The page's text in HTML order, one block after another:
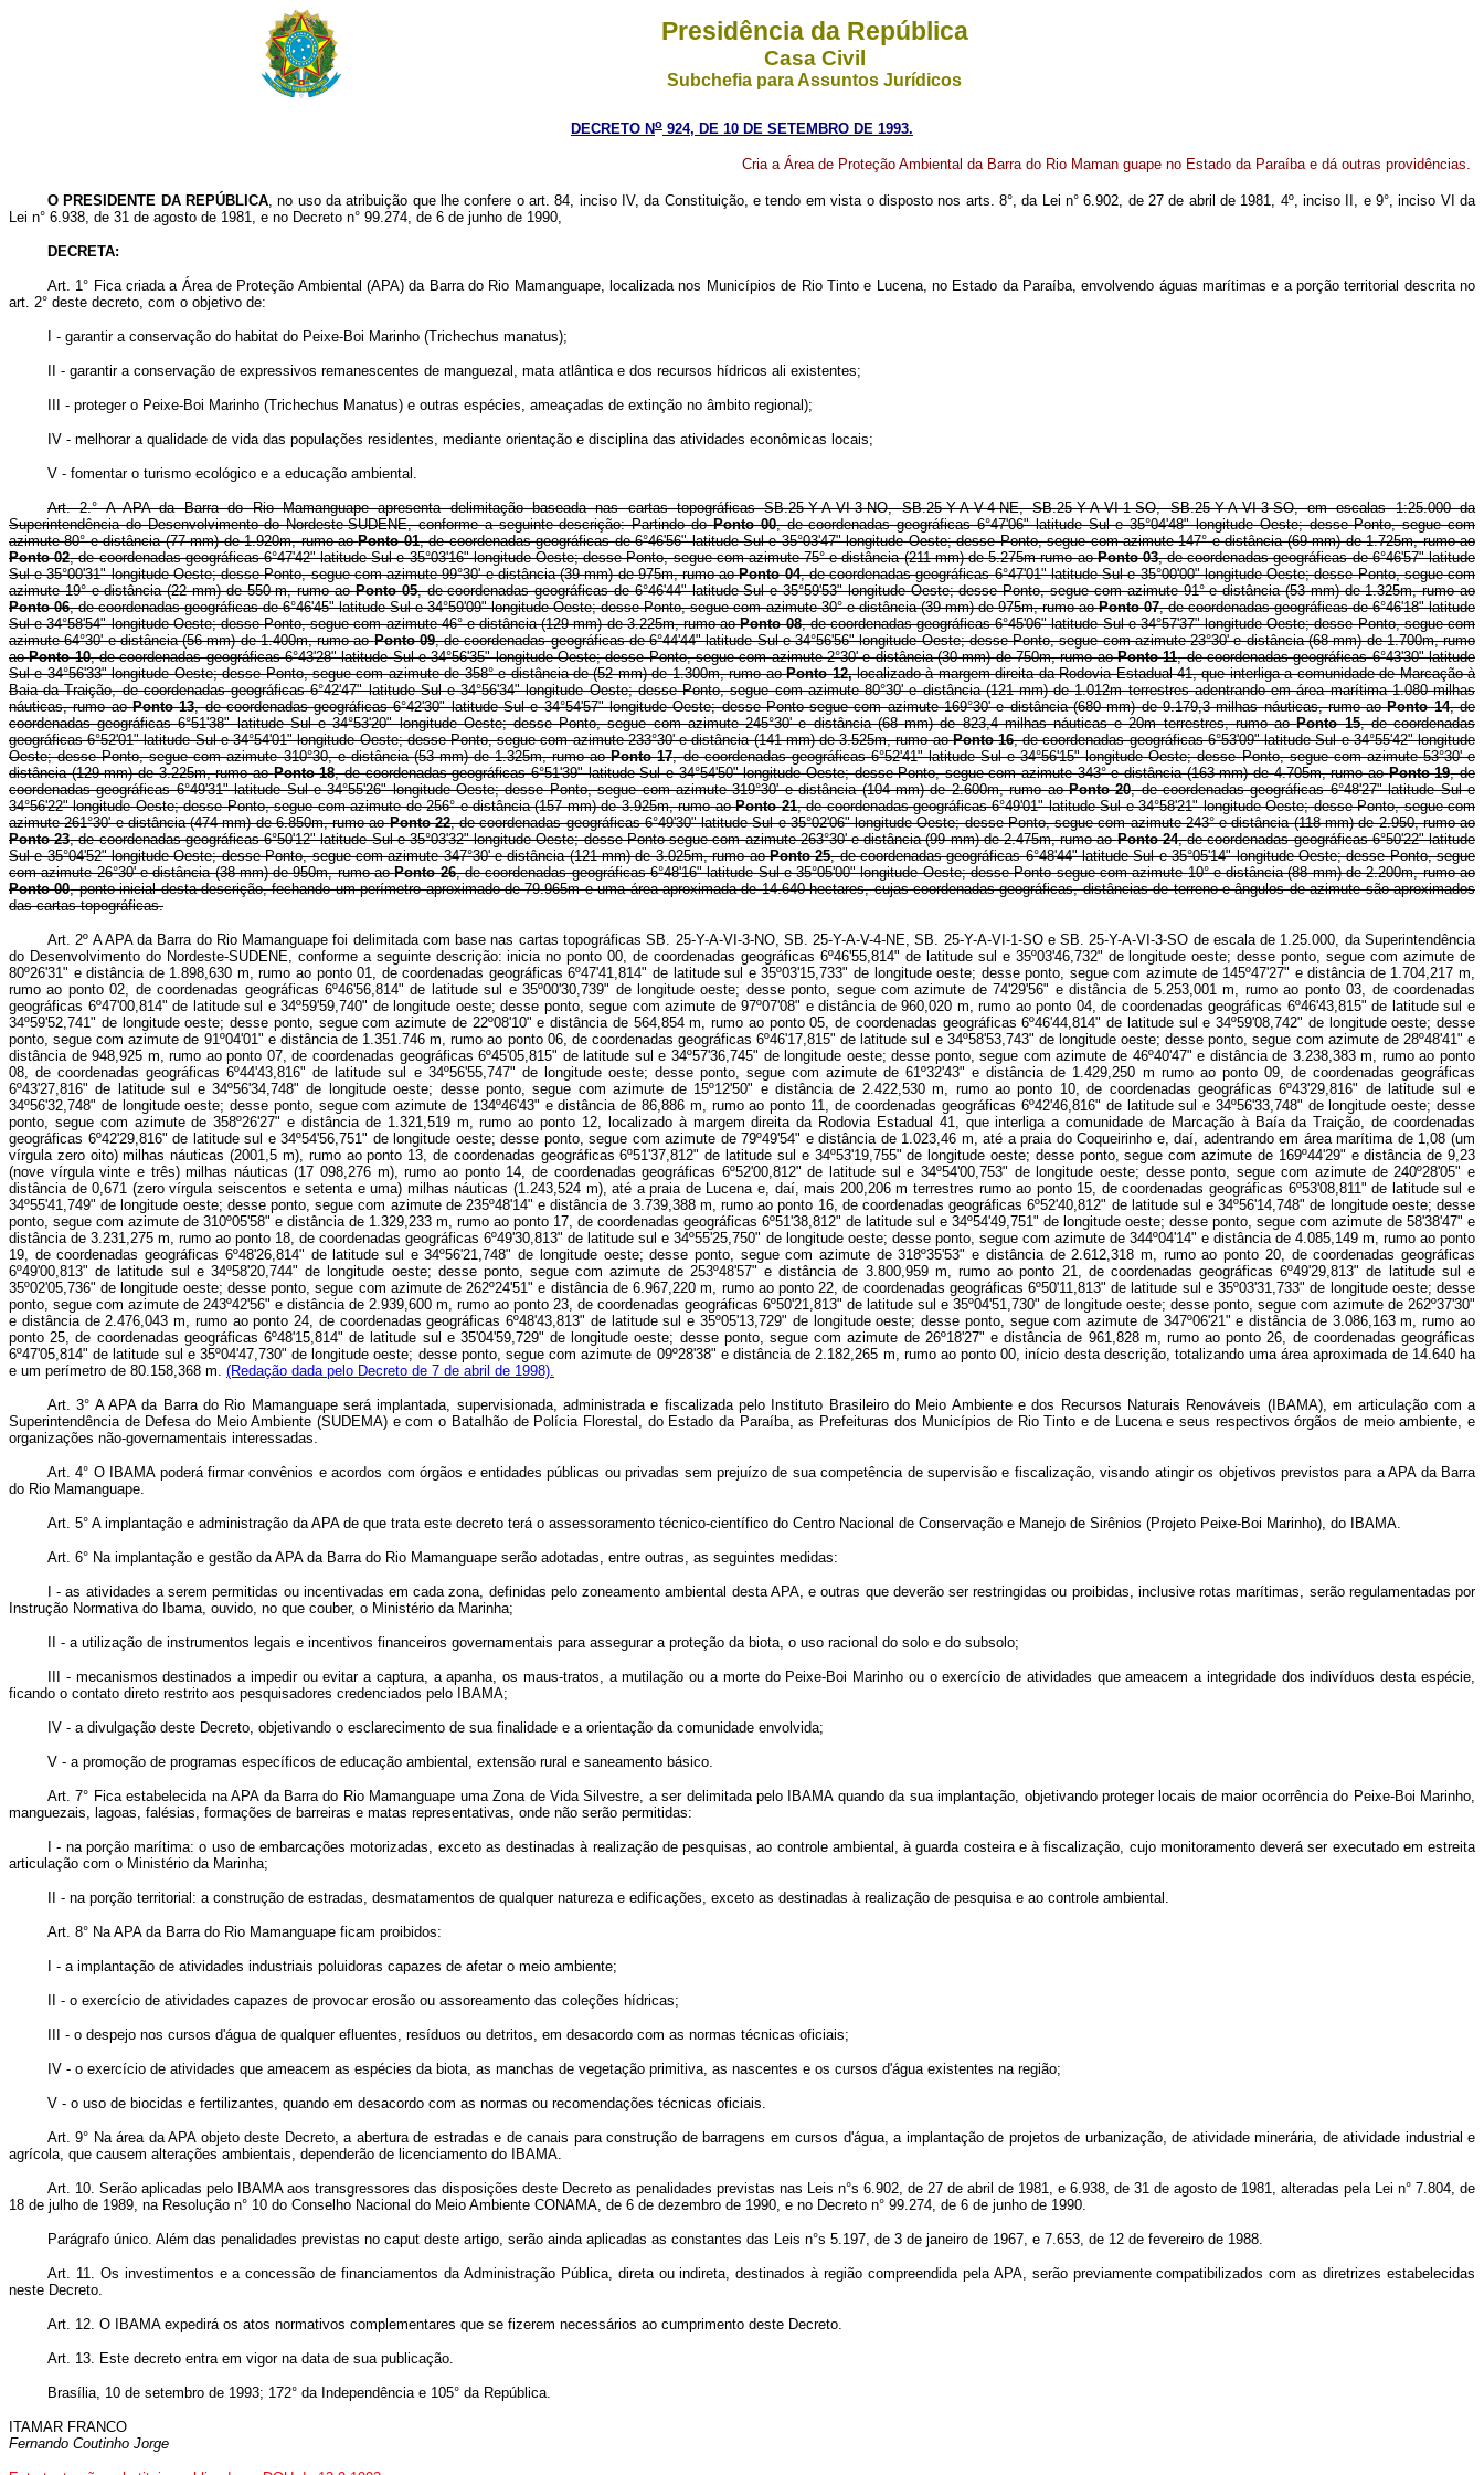
Presidência da República
Casa Civil
Subchefia para Assuntos Jurídicos
DECRETO No 924, DE 10 DE SETEMBRO DE 1993.
Cria a Área de Proteção Ambiental da Barra do Rio Maman guape no Estado da Paraíba e dá outras providências.
O PRESIDENTE DA REPÚBLICA, no uso da atribuição que lhe confere o art. 84, inciso IV, da Constituição, e tendo em vista o disposto nos arts. 8°, da Lei n° 6.902, de 27 de abril de 1981, 4º, inciso II, e 9°, inciso VI da
Lei n° 6.938, de 31 de agosto de 1981, e no Decreto n° 99.274, de 6 de junho de 1990,
DECRETA:
Art. 1° Fica criada a Área de Proteção Ambiental (APA) da Barra do Rio Mamanguape, localizada nos Municípios de Rio Tinto e Lucena, no Estado da Paraíba, envolvendo águas marítimas e a porção territorial descrita no
art. 2° deste decreto, com o objetivo de:
I - garantir a conservação do habitat do Peixe-Boi Marinho (Trichechus manatus);
II - garantir a conservação de expressivos remanescentes de manguezal, mata atlântica e dos recursos hídricos ali existentes;
III - proteger o Peixe-Boi Marinho (Trichechus Manatus) e outras espécies, ameaçadas de extinção no âmbito regional);
IV - melhorar a qualidade de vida das populações residentes, mediante orientação e disciplina das atividades econômicas locais;
V - fomentar o turismo ecológico e a educação ambiental.
Art. 2.° A APA da Barra do Rio Mamanguape apresenta delimitação baseada nas cartas topográficas SB.25-Y-A-VI-3-NO, SB.25-Y-A-V-4-NE, SB.25-Y-A-VI-1-SO, SB.25-Y-A-VI-3-SO, em escalas 1:25.000 da
Superintendência do Desenvolvimento do Nordeste-SUDENE, conforme a seguinte descrição: Partindo doPonto 00, de coordenadas geográficas 6°47'06" latitude Sul e 35°04'48" longitude Oeste; desse Ponto, segue com
azimute 80° e distância (77 mm) de 1.920m, rumo aoPonto 01, de coordenadas geográficas de 6°46'56" latitude Sul e 35°03'47" longitude Oeste; desse Ponto, segue com azimute 147° e distância (69 mm) de 1.725m, rumo ao
Ponto 02, de coordenadas geográficas 6°47'42" latitude Sul e 35°03'16" longitude Oeste; desse Ponto, segue com azimute 75° e distância (211 mm) de 5.275m rumo aoPonto 03, de coordenadas geográficas de 6°46'57" latitude
Sul e 35°00'31" longitude Oeste; desse Ponto, segue com azimute 99°30' e distância (39 mm) de 975m, rumo aoPonto 04, de coordenadas geográficas 6°47'01" latitude Sul e 35°00'00" longitude Oeste; desse Ponto, segue com
azimute 19° e distância (22 mm) de 550 m, rumo aoPonto 05, de coordenadas geográficas de 6°46'44" latitude Sul e 35°59'53" longitude Oeste; desse Ponto, segue com azimute 91° e distância (53 mm) de 1.325m, rumo ao
Ponto 06, de coordenadas geográficas de 6°46'45" latitude Sul e 34°59'09" longitude Oeste; desse Ponto, segue com azimute 30° e distância (39 mm) de 975m, rumo aoPonto 07, de coordenadas geográficas de 6°46'18" latitude
Sul e 34°58'54" longitude Oeste; desse Ponto, segue com azimute 46° e distância (129 mm) de 3.225m, rumo aoPonto 08, de coordenadas geográficas 6°45'06" latitude Sul e 34°57'37" longitude Oeste; desse Ponto, segue com
azimute 64°30' e distância (56 mm) de 1.400m, rumo aoPonto 09, de coordenadas geográficas de 6°44'44" latitude Sul e 34°56'56" longitude Oeste; desse Ponto, segue com azimute 23°30' e distância (68 mm) de 1.700m, rumo
aoPonto 10, de coordenadas geográficas 6°43'28" latitude Sul e 34°56'35" longitude Oeste; desse Ponto, segue com azimute 2°30' e distância (30 mm) de 750m, rumo aoPonto 11, de coordenadas geográficas 6°43'30" latitude
Sul e 34°56'33" longitude Oeste; desse Ponto, segue com azimute de 358° e distância de (52 mm) de 1.300m, rumo aoPonto 12,localizado à margem direita da Rodovia Estadual 41, que interliga a comunidade de Marcação à
Baia da Traição, de coordenadas geográficas 6°42'47" latitude Sul e 34°56'34" longitude Oeste; desse Ponto, segue com azimute 80°30' e distância (121 mm) de 1.012m terrestres adentrando em área marítima 1.080 milhas
náuticas, rumo aoPonto 13, de coordenadas geográficas 6°42'30" latitude Sul e 34°54'57" longitude Oeste; desse Ponto segue com azimute 169°30' e distância (680 mm) de 9.179,3 milhas náuticas, rumo aoPonto 14, de
coordenadas geográficas 6°51'38" latitude Sul e 34°53'20" longitude Oeste; desse Ponto, segue com azimute 245°30' e distância (68 mm) de 823,4 milhas náuticas e 20m terrestres, rumo aoPonto 15, de coordenadas
geográficas 6°52'01" latitude Sul e 34°54'01" longitude Oeste; desse Ponto, segue com azimute 233°30' e distância (141 mm) de 3.525m, rumo aoPonto 16, de coordenadas geográficas 6°53'09" latitude Sul e 34°55'42" longitude
Oeste; desse Ponto, segue com azimute 310°30, e distância (53 mm) de 1.325m, rumo aoPonto 17, de coordenadas geográficas 6°52'41" latitude Sul e 34°56'15" longitude Oeste; desse Ponto, segue com azimute 53°30' e
distância (129 mm) de 3.225m, rumo aoPonto 18, de coordenadas geográficas 6°51'39" latitude Sul e 34°54'50" longitude Oeste; desse Ponto, segue com azimute 343° e distância (163 mm) de 4.705m, rumo aoPonto 19, de
coordenadas geográficas 6°49'31" latitude Sul e 34°55'26" longitude Oeste; desse Ponto, segue com azimute 319°30' e distância (104 mm) de 2.600m, rumo aoPonto 20, de coordenadas geográficas 6°48'27" latitude Sul e
34°56'22" longitude Oeste; desse Ponto, segue com azimute de 256° e distância (157 mm) de 3.925m, rumo aoPonto 21, de coordenadas geográficas 6°49'01" latitude Sul e 34°58'21" longitude Oeste; desse Ponto, segue com
azimute 261°30' e distância (474 mm) de 6.850m, rumo aoPonto 22, de coordenadas geográficas 6°49'30" latitude Sul e 35°02'06" longitude Oeste; desse Ponto, segue com azimute 243° e distância (118 mm) de 2.950, rumo ao
Ponto 23, de coordenadas geográficas 6°50'12" latitude Sul e 35°03'32" longitude Oeste; desse Ponto segue com azimute 263°30' e distância (99 mm) de 2.475m, rumo aoPonto 24, de coordenadas geográficas 6°50'22" latitude
Sul e 35°04'52" longitude Oeste; desse Ponto, segue com azimute 347°30' e distância (121 mm) de 3.025m, rumo aoPonto 25, de coordenadas geográficas 6°48'44" latitude Sul e 35°05'14" longitude Oeste; desse Ponto, segue
com azimute 26°30' e distância (38 mm) de 950m, rumo aoPonto 26, de coordenadas geográficas 6°48'16" latitude Sul e 35°05'00" longitude Oeste; desse Ponto segue com azimute 10° e distância (88 mm) de 2.200m, rumo ao
Ponto 00, ponto inicial desta descrição, fechando um perímetro aproximado de 79.965m e uma área aproximada de 14.640 hectares, cujas coordenadas geográficas, distâncias de terreno e ângulos de azimute são aproximados
das cartas topográficas.
Art. 2º A APA da Barra do Rio Mamanguape foi delimitada com base nas cartas topográficas SB. 25-Y-A-VI-3-NO, SB. 25-Y-A-V-4-NE, SB. 25-Y-A-VI-1-SO e SB. 25-Y-A-VI-3-SO de escala de 1.25.000, da Superintendência
do Desenvolvimento do Nordeste-SUDENE, conforme a seguinte descrição: inicia no ponto 00, de coordenadas geográficas 6º46'55,814" de latitude sul e 35º03'46,732" de longitude oeste; desse ponto, segue com azimute de
80º26'31" e distância de 1.898,630 m, rumo ao ponto 01, de coordenadas geográficas 6º47'41,814" de latitude sul e 35º03'15,733" de longitude oeste; desse ponto, segue com azimute de 145º47'27" e distância de 1.704,217 m,
rumo ao ponto 02, de coordenadas geográficas 6º46'56,814" de latitude sul e 35º00'30,739" de longitude oeste; desse ponto, segue com azimute de 74'29'56" e distância de 5.253,001 m, rumo ao ponto 03, de coordenadas
geográficas 6º47'00,814" de latitude sul e 34º59'59,740" de longitude oeste; desse ponto, segue com azimute de 97º07'08" e distância de 960,020 m, rumo ao ponto 04, de coordenadas geográficas 6º46'43,815" de latitude sul e
34º59'52,741" de longitude oeste; desse ponto, segue com azimute de 22º08'10" e distância de 564,854 m, rumo ao ponto 05, de coordenadas geográficas 6º46'44,814" de latitude sul e 34º59'08,742" de longitude oeste; desse
ponto, segue com azimute de 91º04'01" e distância de 1.351.746 m, rumo ao ponto 06, de coordenadas geográficas 6º46'17,815" de latitude sul e 34º58'53,743" de longitude oeste; desse ponto, segue com azimute de 28º48'41" e
distância de 948,925 m, rumo ao ponto 07, de coordenadas geográficas 6º45'05,815" de latitude sul e 34º57'36,745" de longitude oeste; desse ponto, segue com azimute de 46º40'47" e distância de 3.238,383 m, rumo ao ponto
08, de coordenadas geográficas 6º44'43,816" de latitude sul e 34º56'55,747" de longitude oeste; desse ponto, segue com azimute de 61º32'43" e distância de 1.429,250 m rumo ao ponto 09, de coordenadas geográficas
6º43'27,816" de latitude sul e 34º56'34,748" de longitude oeste; desse ponto, segue com azimute de 15º12'50" e distância de 2.422,530 m, rumo ao ponto 10, de coordenadas geográficas 6º43'29,816" de latitude sul e
34º56'32,748" de longitude oeste; desse ponto, segue com azimute de 134º46'43" e distância de 86,886 m, rumo ao ponto 11, de coordenadas geográficas 6º42'46,816" de latitude sul e 34º56'33,748" de longitude oeste; desse
ponto, segue com azimute de 358º26'27" e distância de 1.321,519 m, rumo ao ponto 12, localizado à margem direita da Rodovia Estadual 41, que interliga a comunidade de Marcação à Baía da Traição, de coordenadas
geográficas 6º42'29,816" de latitude sul e 34º54'56,751" de longitude oeste; desse ponto, segue com azimute de 79º49'54" e distância de 1.023,46 m, até a praia do Coqueirinho e, daí, adentrando em área marítima de 1,08 (um
vírgula zero oito) milhas náuticas (2001,5 m), rumo ao ponto 13, de coordenadas geográficas 6º51'37,812" de latitude sul e 34º53'19,755" de longitude oeste; desse ponto, segue com azimute de 169º44'29" e distância de 9,23
(nove vírgula vinte e três) milhas náuticas (17 098,276 m), rumo ao ponto 14, de coordenadas geográficas 6º52'00,812" de latitude sul e 34º54'00,753" de longitude oeste; desse ponto, segue com azimute de 240º28'05" e
distância de 0,671 (zero vírgula seiscentos e setenta e uma) milhas náuticas (1.243,524 m), até a praia de Lucena e, daí, mais 200,206 m terrestres rumo ao ponto 15, de coordenadas geográficas 6º53'08,811" de latitude sul e
34º55'41,749" de longitude oeste; desse ponto, segue com azimute de 235º48'14" e distância de 3.739,388 m, rumo ao ponto 16, de coordenadas geográficas 6º52'40,812" de latitude sul e 34º56'14,748" de longitude oeste; desse
ponto, segue com azimute de 310º05'58" e distância de 1.329,233 m, rumo ao ponto 17, de coordenadas geográficas 6º51'38,812" de latitude sul e 34º54'49,751" de longitude oeste; desse ponto, segue com azimute de 58'38'47" e
distância de 3.231,275 m, rumo ao ponto 18, de coordenadas geográficas 6º49'30,813" de latitude sul e 34º55'25,750" de longitude oeste; desse ponto, segue com azimute de 344º04'14" e distância de 4.085,149 m, rumo ao ponto
19, de coordenadas geográficas 6º48'26,814" de latitude sul e 34º56'21,748" de longitude oeste; desse ponto, segue com azimute de 318º35'53" e distância de 2.612,318 m, rumo ao ponto 20, de coordenadas geográficas
6º49'00,813" de latitude sul e 34º58'20,744" de longitude oeste; desse ponto, segue com azimute de 253º48'57" e distância de 3.800,959 m, rumo ao ponto 21, de coordenadas geográficas 6º49'29,813" de latitude sul e
35º02'05,736" de longitude oeste; desse ponto, segue com azimute de 262º24'51" e distância de 6.967,220 m, rumo ao ponto 22, de coordenadas geográficas 6º50'11,813" de latitude sul e 35º03'31,733" de longitude oeste; desse
ponto, segue com azimute de 243º42'56" e distância de 2.939,600 m, rumo ao ponto 23, de coordenadas geográficas 6º50'21,813" de latitude sul e 35º04'51,730" de longitude oeste; desse ponto, segue com azimute de 262º37'30"
e distância de 2.476,043 m, rumo ao ponto 24, de coordenadas geográficas 6º48'43,813" de latitude sul e 35º05'13,729" de longitude oeste; desse ponto, segue com azimute de 347º06'21" e distância de 3.086,163 m, rumo ao
ponto 25, de coordenadas geográficas 6º48'15,814" de latitude sul e 35'04'59,729" de longitude oeste; desse ponto, segue com azimute de 26º18'27" e distância de 961,828 m, rumo ao ponto 26, de coordenadas geográficas
6º47'05,814" de latitude sul e 35º04'47,730" de longitude oeste; desse ponto, segue com azimute de 09º28'38" e distância de 2.182,265 m, rumo ao ponto 00, início desta descrição, totalizando uma área aproximada de 14.640 ha
e um perímetro de 80.158,368 m. (Redação dada pelo Decreto de 7 de abril de 1998).
Art. 3° A APA da Barra do Rio Mamanguape será implantada, supervisionada, administrada e fiscalizada pelo Instituto Brasileiro do Meio Ambiente e dos Recursos Naturais Renováveis (IBAMA), em articulação com a
Superintendência de Defesa do Meio Ambiente (SUDEMA) e com o Batalhão de Polícia Florestal, do Estado da Paraíba, as Prefeituras dos Municípios de Rio Tinto e de Lucena e seus respectivos órgãos de meio ambiente, e
organizações não-governamentais interessadas.
Art. 4° O IBAMA poderá firmar convênios e acordos com órgãos e entidades públicas ou privadas sem prejuízo de sua competência de supervisão e fiscalização, visando atingir os objetivos previstos para a APA da Barra
do Rio Mamanguape.
Art. 5° A implantação e administração da APA de que trata este decreto terá o assessoramento técnico-científico do Centro Nacional de Conservação e Manejo de Sirênios (Projeto Peixe-Boi Marinho), do IBAMA.
Art. 6° Na implantação e gestão da APA da Barra do Rio Mamanguape serão adotadas, entre outras, as seguintes medidas:
I - as atividades a serem permitidas ou incentivadas em cada zona, definidas pelo zoneamento ambiental desta APA, e outras que deverão ser restringidas ou proibidas, inclusive rotas marítimas, serão regulamentadas por
Instrução Normativa do Ibama, ouvido, no que couber, o Ministério da Marinha;
II - a utilização de instrumentos legais e incentivos financeiros governamentais para assegurar a proteção da biota, o uso racional do solo e do subsolo;
III - mecanismos destinados a impedir ou evitar a captura, a apanha, os maus-tratos, a mutilação ou a morte do Peixe-Boi Marinho ou o exercício de atividades que ameacem a integridade dos indivíduos desta espécie,
ficando o contato direto restrito aos pesquisadores credenciados pelo IBAMA;
IV - a divulgação deste Decreto, objetivando o esclarecimento de sua finalidade e a orientação da comunidade envolvida;
V - a promoção de programas específicos de educação ambiental, extensão rural e saneamento básico.
Art. 7° Fica estabelecida na APA da Barra do Rio Mamanguape uma Zona de Vida Silvestre, a ser delimitada pelo IBAMA quando da sua implantação, objetivando proteger locais de maior ocorrência do Peixe-Boi Marinho,
manguezais, lagoas, falésias, formações de barreiras e matas representativas, onde não serão permitidas:
I - na porção marítima: o uso de embarcações motorizadas, exceto as destinadas à realização de pesquisas, ao controle ambiental, à guarda costeira e à fiscalização, cujo monitoramento deverá ser executado em estreita
articulação com o Ministério da Marinha;
II - na porção territorial: a construção de estradas, desmatamentos de qualquer natureza e edificações, exceto as destinadas à realização de pesquisa e ao controle ambiental.
Art. 8° Na APA da Barra do Rio Mamanguape ficam proibidos:
I - a implantação de atividades industriais poluidoras capazes de afetar o meio ambiente;
II - o exercício de atividades capazes de provocar erosão ou assoreamento das coleções hídricas;
III - o despejo nos cursos d'água de qualquer efluentes, resíduos ou detritos, em desacordo com as normas técnicas oficiais;
IV - o exercício de atividades que ameacem as espécies da biota, as manchas de vegetação primitiva, as nascentes e os cursos d'água existentes na região;
V - o uso de biocidas e fertilizantes, quando em desacordo com as normas ou recomendações técnicas oficiais.
Art. 9° Na área da APA objeto deste Decreto, a abertura de estradas e de canais para construção de barragens em cursos d'água, a implantação de projetos de urbanização, de atividade minerária, de atividade industrial e
agrícola, que causem alterações ambientais, dependerão de licenciamento do IBAMA.
Art. 10. Serão aplicadas pelo IBAMA aos transgressores das disposições deste Decreto as penalidades previstas nas Leis n°s 6.902, de 27 de abril de 1981, e 6.938, de 31 de agosto de 1981, alteradas pela Lei n° 7.804, de
18 de julho de 1989, na Resolução n° 10 do Conselho Nacional do Meio Ambiente CONAMA, de 6 de dezembro de 1990, e no Decreto n° 99.274, de 6 de junho de 1990.
Parágrafo único. Além das penalidades previstas no caput deste artigo, serão ainda aplicadas as constantes das Leis n°s 5.197, de 3 de janeiro de 1967, e 7.653, de 12 de fevereiro de 1988.
Art. 11. Os investimentos e a concessão de financiamentos da Administração Pública, direta ou indireta, destinados à região compreendida pela APA, serão previamente compatibilizados com as diretrizes estabelecidas
neste Decreto.
Art. 12. O IBAMA expedirá os atos normativos complementares que se fizerem necessários ao cumprimento deste Decreto.
Art. 13. Este decreto entra em vigor na data de sua publicação.
Brasília, 10 de setembro de 1993; 172° da Independência e 105° da República.
ITAMAR FRANCO
Fernando Coutinho Jorge